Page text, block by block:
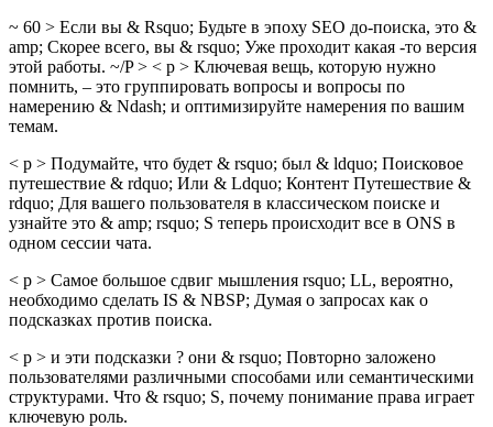
~ 60 > Если вы & Rsquo; Будьте в эпоху SEO до-поиска, это & ​​
amp; Скорее всего, вы & rsquo; Уже проходит какая -то версия
этой работы. ~/P > < p > Ключевая вещь, которую нужно
помнить, – это группировать вопросы и вопросы по
намерению & Ndash; и оптимизируйте намерения по вашим
темам.
< p > Подумайте, что будет & rsquo; был & ldquo; Поисковое
путешествие & rdquo; Или & Ldquo; Контент Путешествие &
rdquo; Для вашего пользователя в классическом поиске и
узнайте это & ​​amp; rsquo; S теперь происходит все в ONS в
одном сессии чата.
< p > Самое большое сдвиг мышления rsquo; LL, вероятно,
необходимо сделать IS & NBSP; Думая о запросах как о
подсказках против поиска.
< p > и эти подсказки ? они & rsquo; Повторно заложено
пользователями различными способами или семантическими
структурами. Что & rsquo; S, почему понимание права играет
ключевую роль.